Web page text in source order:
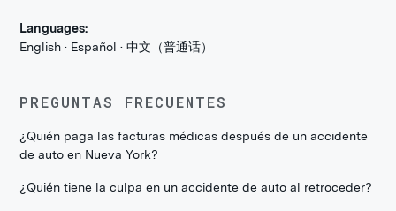
Languages:
English · Español · 中文（普通话）
PREGUNTAS FRECUENTES
¿Quién paga las facturas médicas después de un accidente
de auto en Nueva York?
¿Quién tiene la culpa en un accidente de auto al retroceder?